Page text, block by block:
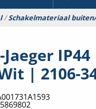
/Schakelmateriaal
Jaeger
| 2106-